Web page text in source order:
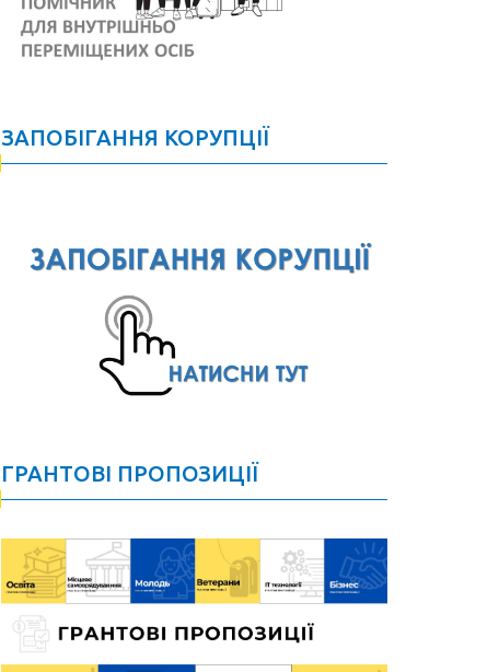
ЗАПОБІГАННЯ КОРУПЦІЇ
ГРАНТОВІ ПРОПОЗИЦІЇ